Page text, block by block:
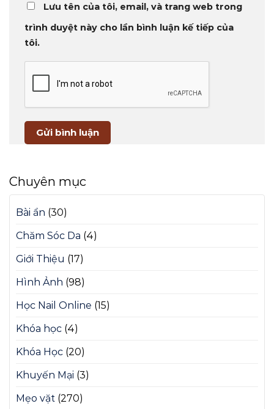
Lưu tên của tôi, email, và trang web trong
trình duyệt này cho lần bình luận kế tiếp của
tôi.
Chuyên mục
Bài ẩn (30)
Chăm Sóc Da (4)
Giới Thiệu (17)
Hình Ảnh (98)
Học Nail Online (15)
Khóa học (4)
Khóa Học (20)
Khuyến Mại (3)
Mẹo vặt (270)